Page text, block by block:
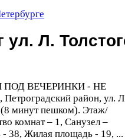
ул. Л.
ВЕЧЕРИНКИ - НЕ
район, ул.
(8 минут пешком). Этаж/
комнат – 1, Санузел –
38, Жилая площадь - 19, ...